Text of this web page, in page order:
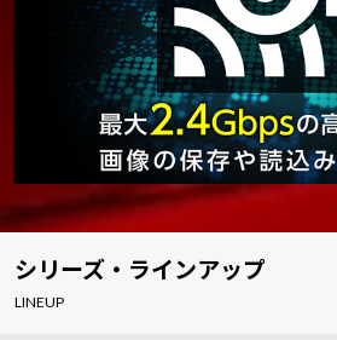
シリーズ・ラインアップ
LINEUP